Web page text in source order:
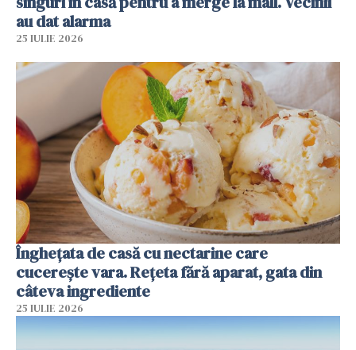
au dat alarma
25 IULIE 2026
Înghețata de casă cu nectarine care
cucerește vara. Rețeta fără aparat, gata din
câteva ingrediente
25 IULIE 2026